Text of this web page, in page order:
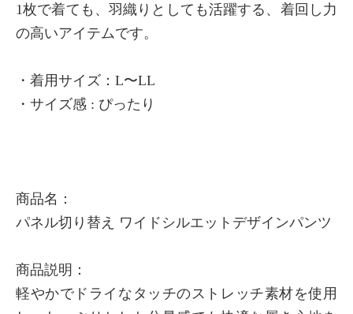
1枚で着ても、羽織りとしても活躍する、着回し力
の高いアイテムです。
・着用サイズ：L〜LL
・サイズ感 : ぴったり
商品名：
パネル切り替え ワイドシルエットデザインパンツ
商品説明：
軽やかでドライなタッチのストレッチ素材を使用